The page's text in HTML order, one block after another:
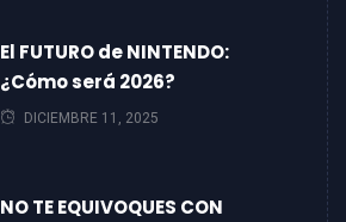
El FUTURO de NINTENDO:
¿Cómo será 2026?
DICIEMBRE 11, 2025
NO TE EQUIVOQUES CON